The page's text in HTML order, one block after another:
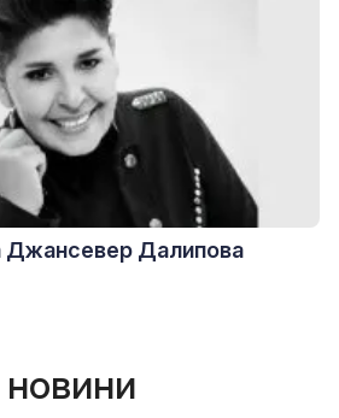
Джансевер Далипова